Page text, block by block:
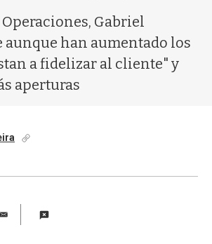
Gabriel
aunque han aumentado los
a fidelizar al cliente" y
aperturas
E